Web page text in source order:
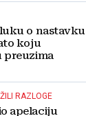
o nastavku
koju
preuzima
RAZLOGE
apelaciju